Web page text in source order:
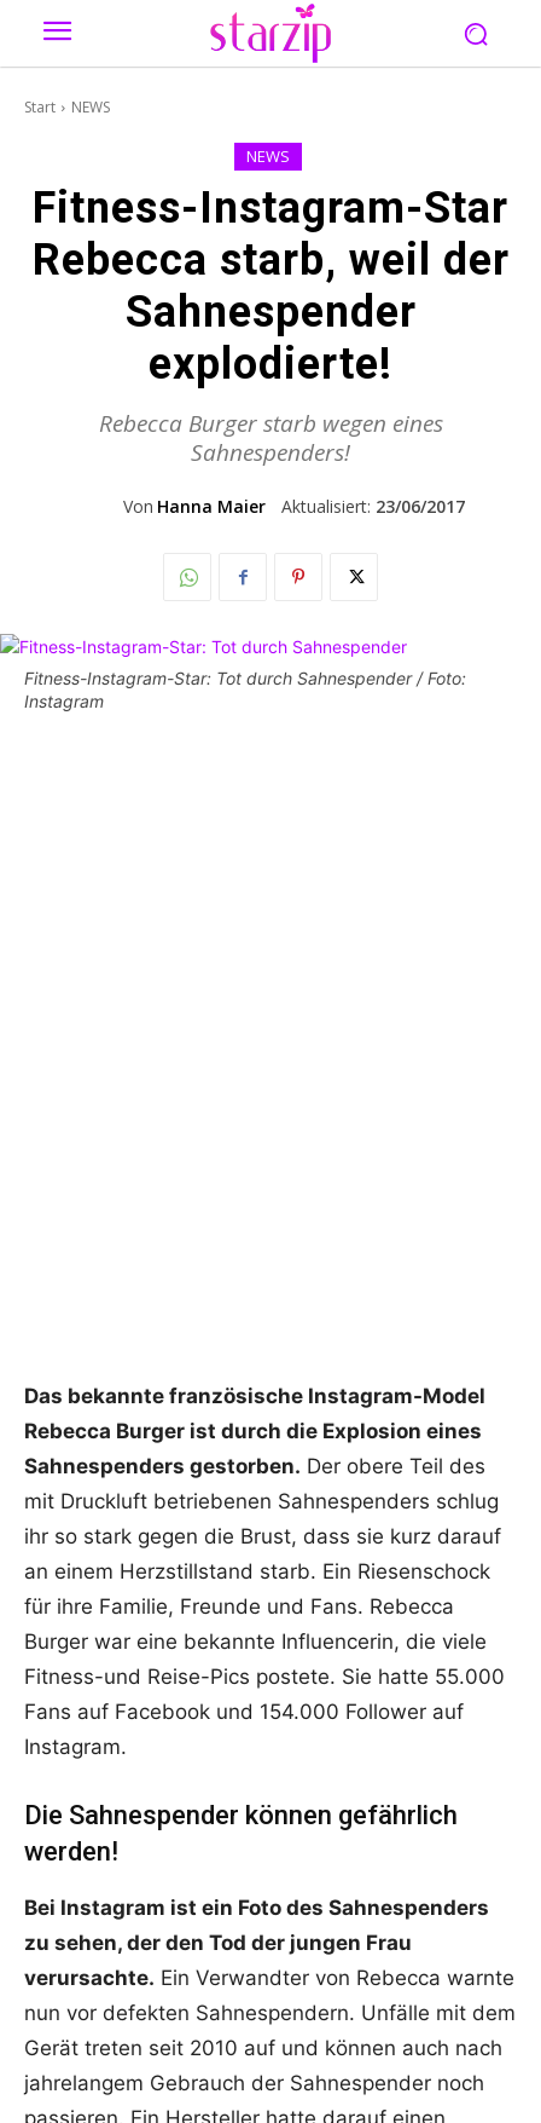
Start NEWS
NEWS
Fitness-Instagram-Star
Rebecca starb, weil der
Sahnespender
explodierte!
Rebecca Burger starb wegen eines
Sahnespenders!
Von Hanna Maier Aktualisiert: 23/06/2017
Fitness-Instagram-Star: Tot durch Sahnespender / Foto:
Instagram
Das bekannte französische Instagram-Model
Rebecca Burger ist durch die Explosion eines
Sahnespenders gestorben. Der obere Teil des
mit Druckluft betriebenen Sahnespenders schlug
ihr so stark gegen die Brust, dass sie kurz darauf
an einem Herzstillstand starb. Ein Riesenschock
für ihre Familie, Freunde und Fans. Rebecca
Burger war eine bekannte Influencerin, die viele
Fitness-und Reise-Pics postete. Sie hatte 55.000
Fans auf Facebook und 154.000 Follower auf
Instagram.
Die Sahnespender können gefährlich
werden!
Bei Instagram ist ein Foto des Sahnespenders
zu sehen, der den Tod der jungen Frau
verursachte. Ein Verwandter von Rebecca warnte
nun vor defekten Sahnespendern. Unfälle mit dem
Gerät treten seit 2010 auf und können auch nach
jahrelangem Gebrauch der Sahnespender noch